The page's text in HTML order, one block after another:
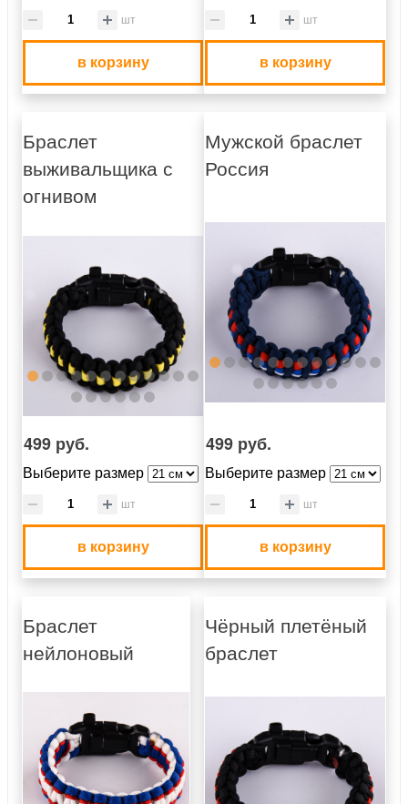
шт
в корзину
шт
в корзину
Браслет
выживальщика с
огнивом
499 руб.
Выберите размер
шт
в корзину
Мужской браслет
Россия
499 руб.
Выберите размер
шт
в корзину
Браслет
нейлоновый
Чёрный плетёный
браслет